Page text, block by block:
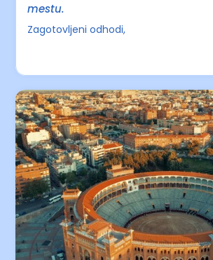
mestu.
Zagotovljeni odhodi